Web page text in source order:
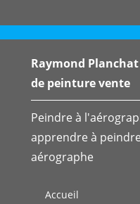
Raymond
de peinture vente
Peindre à
apprendre à
aérographe
Accueil